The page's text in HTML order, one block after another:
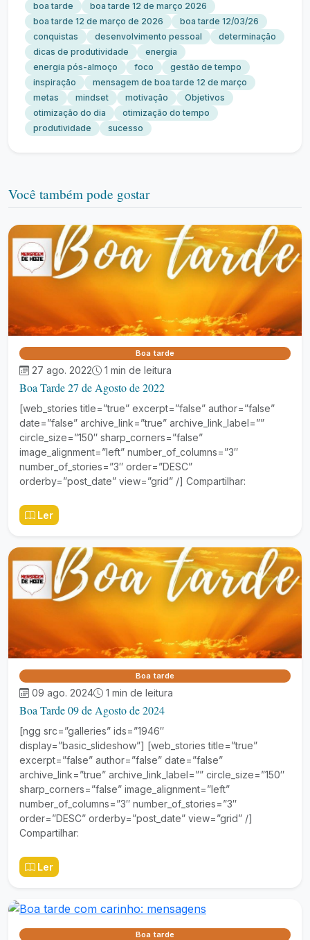
boa tarde
boa tarde 12 de março 2026
boa tarde 12 de março de 2026
boa tarde 12/03/26
conquistas
desenvolvimento pessoal
determinação
dicas de produtividade
energia
energia pós-almoço
foco
gestão de tempo
inspiração
mensagem de boa tarde 12 de março
metas
mindset motivação
Objetivos
otimização do dia
otimização do tempo
produtividade
sucesso
Você também pode gostar
Boa tarde
27 ago. 2022 1 min de leitura
Boa Tarde 27 de Agosto de 2022
[web_stories title=”true” excerpt=”false” author=”false”
date=”false” archive_link=”true” archive_link_label=””
circle_size=”150″ sharp_corners=”false”
image_alignment=”left” number_of_columns=”3″
number_of_stories=”3″ order=”DESC”
orderby=”post_date” view=”grid” /] Compartilhar:
Ler
Boa tarde
09 ago. 2024 1 min de leitura
Boa Tarde 09 de Agosto de 2024
[ngg src=”galleries” ids=”1946″
display=”basic_slideshow”] [web_stories title=”true”
excerpt=”false” author=”false” date=”false”
archive_link=”true” archive_link_label=”” circle_size=”150″
sharp_corners=”false” image_alignment=”left”
number_of_columns=”3″ number_of_stories=”3″
order=”DESC” orderby=”post_date” view=”grid” /]
Compartilhar:
Ler
Boa tarde